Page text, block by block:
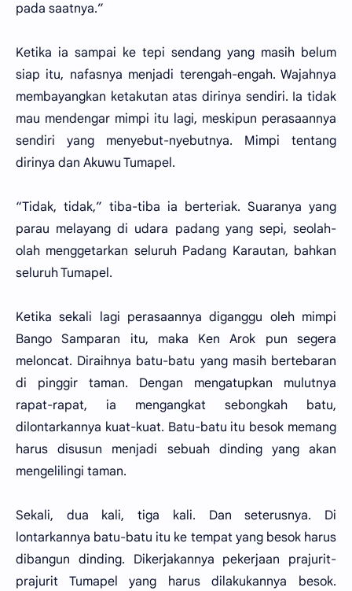
pada saatnya.”
Ketika ia sampai ke tepi sendang yang masih belum
siap itu, nafasnya menjadi terengah-engah. Wajahnya
membayangkan ketakutan atas dirinya sendiri. Ia tidak
mau mendengar mimpi itu lagi, meskipun perasaannya
sendiri yang menyebut-nyebutnya. Mimpi tentang
dirinya dan Akuwu Tumapel.
“Tidak, tidak,” tiba-tiba ia berteriak. Suaranya yang
parau melayang di udara padang yang sepi, seolah-
olah menggetarkan seluruh Padang Karautan, bahkan
seluruh Tumapel.
Ketika sekali lagi perasaannya diganggu oleh mimpi
Bango Samparan itu, maka Ken Arok pun segera
meloncat. Diraihnya batu-batu yang masih bertebaran
di pinggir taman. Dengan mengatupkan mulutnya
rapat-rapat, ia mengangkat sebongkah batu,
dilontarkannya kuat-kuat. Batu-batu itu besok memang
harus disusun menjadi sebuah dinding yang akan
mengelilingi taman.
Sekali, dua kali, tiga kali. Dan seterusnya. Di
lontarkannya batu-batu itu ke tempat yang besok harus
dibangun dinding. Dikerjakannya pekerjaan prajurit-
prajurit Tumapel yang harus dilakukannya besok.